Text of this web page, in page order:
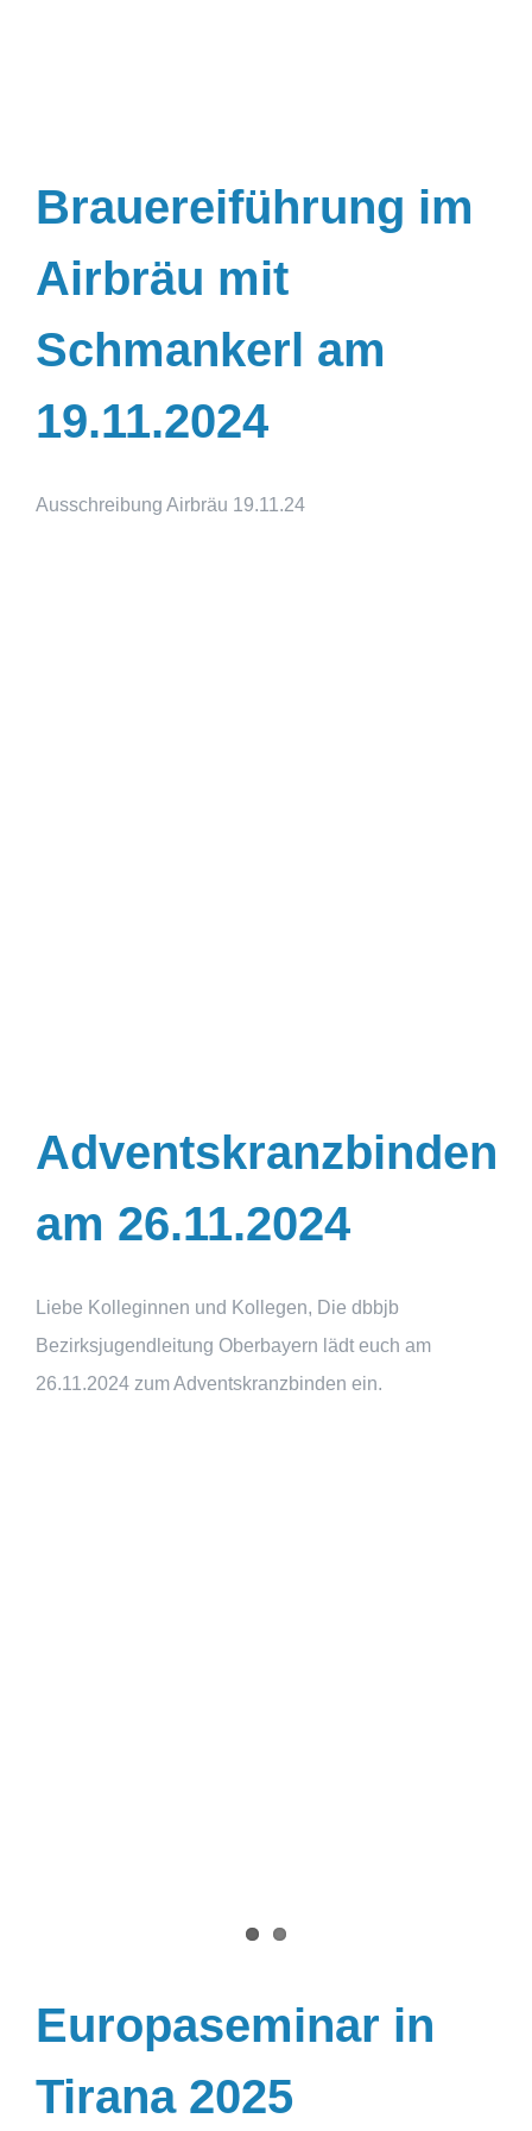
Brauereiführung im
Airbräu mit
Schmankerl am
19.11.2024
Ausschreibung Airbräu 19.11.24
Adventskranzbinden
am 26.11.2024
Liebe Kolleginnen und Kollegen, Die dbbjb
Bezirksjugendleitung Oberbayern lädt euch am
26.11.2024 zum Adventskranzbinden ein.
Europaseminar in
Tirana 2025